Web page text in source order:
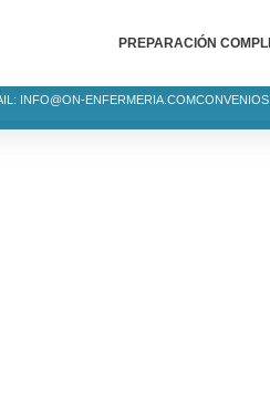
PREPARACIÓN
INFO@ON-ENFERMERIA.COM